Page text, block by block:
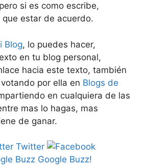
si es como escribe,
estar de acuerdo.
Blog, lo puedes hacer,
en tu blog personal,
hacia este texto, también
por ella en Blogs de
en cualquiera de las
mas lo hagas, mas
de ganar.
Twitter
Google Buzz!